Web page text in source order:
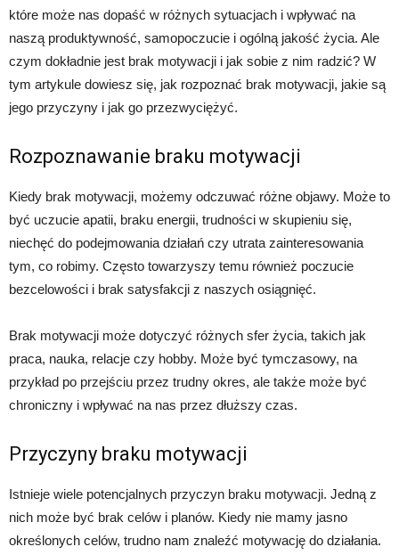
które może nas dopaść w różnych sytuacjach i wpływać na
naszą produktywność, samopoczucie i ogólną jakość życia. Ale
czym dokładnie jest brak motywacji i jak sobie z nim radzić? W
tym artykule dowiesz się, jak rozpoznać brak motywacji, jakie są
jego przyczyny i jak go przezwyciężyć.
Rozpoznawanie braku motywacji
Kiedy brak motywacji, możemy odczuwać różne objawy. Może to
być uczucie apatii, braku energii, trudności w skupieniu się,
niechęć do podejmowania działań czy utrata zainteresowania
tym, co robimy. Często towarzyszy temu również poczucie
bezcelowości i brak satysfakcji z naszych osiągnięć.
Brak motywacji może dotyczyć różnych sfer życia, takich jak
praca, nauka, relacje czy hobby. Może być tymczasowy, na
przykład po przejściu przez trudny okres, ale także może być
chroniczny i wpływać na nas przez dłuższy czas.
Przyczyny braku motywacji
Istnieje wiele potencjalnych przyczyn braku motywacji. Jedną z
nich może być brak celów i planów. Kiedy nie mamy jasno
określonych celów, trudno nam znaleźć motywację do działania.